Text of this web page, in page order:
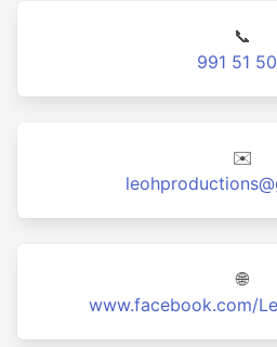
📞
991 51
✉️
🌐
www.facebook.com/